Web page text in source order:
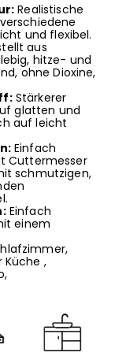
Realistische
und flexibel.
aus
hitze- und
ohne Dioxine,
Stärkerer
glatten und
auf leicht
Einfach
Cuttermesser
schmutzigen,
Einfach
einem
Küche ,